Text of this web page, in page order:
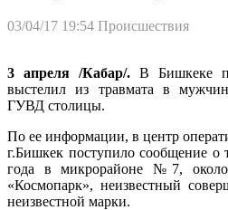
03/04/17 19:54 Происшествия
3 апреля /Кабар/. В Бишкеке
выстелил из травмата в
ГУВД столицы.
По ее информации, в центр
г.Бишкек поступило сообщение о
года в микрорайоне №7, около
«Космопарк», неизвестный
неизвестной марки.